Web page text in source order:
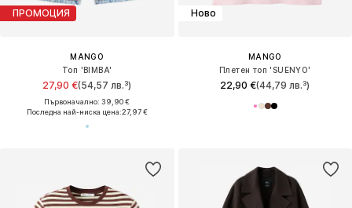
ПРОМОЦИЯ
MANGO
Топ 'BIMBA'
27,90 €(54,57 лв.³)
Първоначално: 39,90 €
Последна най-ниска цена:27,97 €
Ново
MANGO
Плетен топ 'SUENYO'
22,90 €(44,79 лв.³)